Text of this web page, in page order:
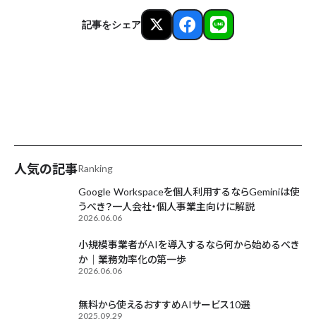
記事をシェア
人気の記事Ranking
Google Workspaceを個人利用するならGeminiは使
うべき？一人会社・個人事業主向けに解説
2026.06.06
小規模事業者がAIを導入するなら何から始めるべき
か｜業務効率化の第一歩
2026.06.06
無料から使えるおすすめAIサービス10選
2025.09.29